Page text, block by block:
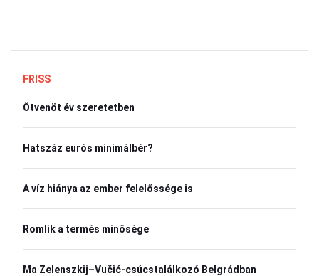
FRISS
Ötvenöt év szeretetben
Hatszáz eurós minimálbér?
A víz hiánya az ember felelőssége is
Romlik a termés minősége
Ma Zelenszkij–Vučić-csúcstalálkozó Belgrádban